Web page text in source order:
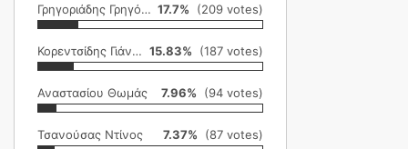
Γρηγοριάδης Γρηγόρης 17.7% (209 votes)
Κορεντσίδης Γιάννης 15.83% (187 votes)
Αναστασίου Θωμάς 7.96% (94 votes)
Τσανούσας Ντίνος 7.37% (87 votes)